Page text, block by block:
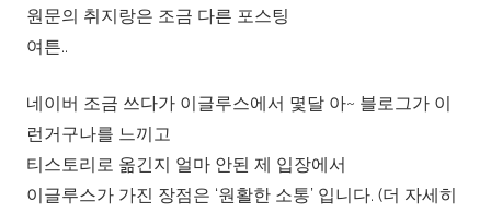
원문의 취지랑은 조금 다른 포스팅
여튼..
네이버 조금 쓰다가 이글루스에서 몇달 아~ 블로그가 이
런거구나를 느끼고
티스토리로 옮긴지 얼마 안된 제 입장에서
이글루스가 가진 장점은 ‘원활한 소통’ 입니다. (더 자세히